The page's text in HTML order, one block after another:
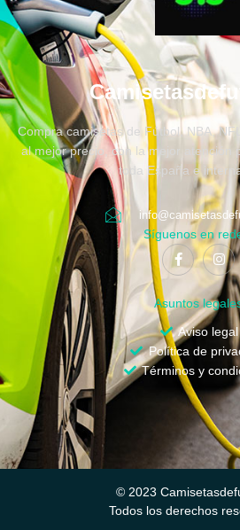
Compra camisetas de Fútbol, NBA,
al mejor precio, con la mejor atención
toda España e
Síguenos en
Asuntos
Aviso legal
Política de
Términos y
© 2023
Todos los derechos